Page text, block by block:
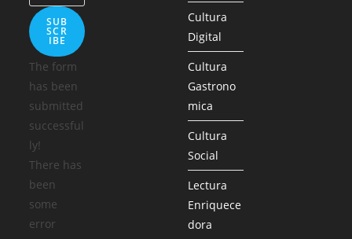
SUB
SCR
IBE
The form
has been
submitted
successful
ly!
There has
been
some
error
Cultura
Digital
Cultura
Gastrono
mica
Cultura
Social
Lectura
Enriquece
dora